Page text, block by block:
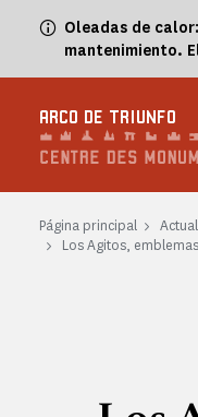
Oleadas de calor
mantenimiento.
ARCO DE TRIUNFO
Página principal
Los Agitos,